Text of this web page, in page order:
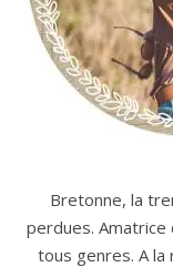
Bretonne, la
perdues.
tous genres. A la